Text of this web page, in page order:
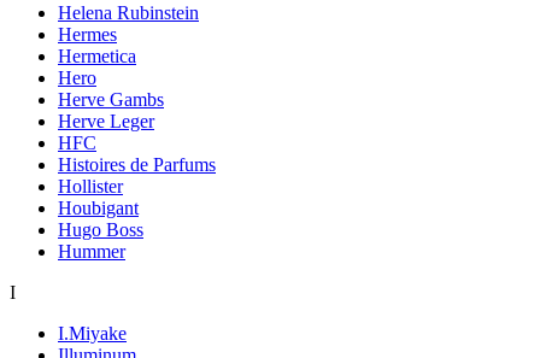
Helena Rubinstein
Hermes
Hermetica
Hero
Herve Gambs
Herve Leger
HFC
Histoires de Parfums
Hollister
Houbigant
Hugo Boss
Hummer
I
I.Miyake